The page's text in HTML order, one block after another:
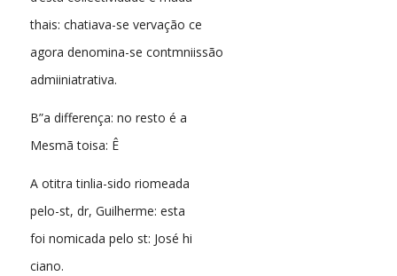
thais: chatiava-se vervação ce
agora denomina-se contmniissão
admiiniatrativa.
B”a differença: no resto é a
Mesmã toisa: Ê
A otitra tinlia-sido riomeada
pelo-st, dr, Guilherme: esta
foi nomicada pelo st: José hi
ciano.